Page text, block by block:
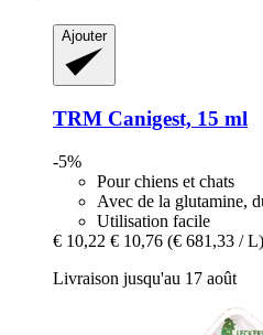
Ajouter
TRM Canigest, 15 ml
-5%
Pour chiens et chats
Avec de la glutamine,
Utilisation facile
€ 10,22 € 10,76 (€ 681,33 / L)
Livraison jusqu'au 17 août